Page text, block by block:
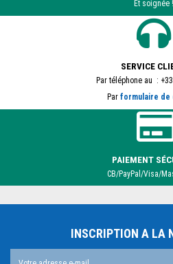
Et soignée !
SERVICE
Par téléphone au :
Par formulaire de
PAIEMENT
CB/PayPal/Visa/
INSCRIPTION A LA